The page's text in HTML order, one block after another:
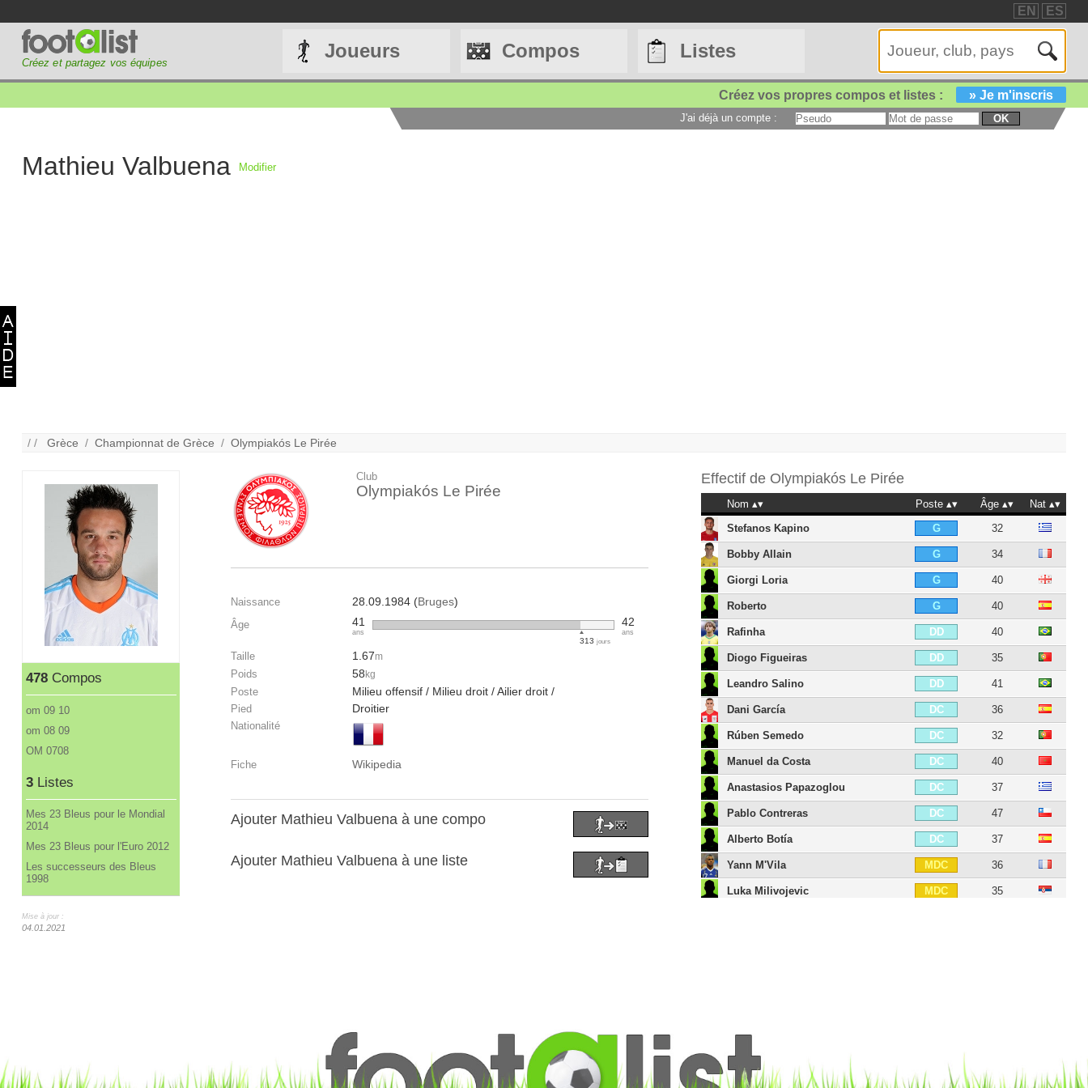
EN ES
Créez et partagez vos équipes
Joueurs Compos Listes
Créez vos propres compos et listes : » Je m'inscris
J'ai déjà un compte : OK
Mathieu Valbuena Modifier
/ /Grèce /Championnat de Grèce /Olympiakós Le Pirée
478Compos
om 09 10
om 08 09
OM 0708
3Listes
Mes 23 Bleus pour le Mondial
2014
Mes 23 Bleus pour l'Euro 2012
Les successeurs des Bleus
1998
Mise à jour :
04.01.2021
Club
Olympiakós Le Pirée
Naissance 28.09.1984 (Bruges)
Âge 41
ans
313 jours
42
ans
Taille 1.67m
Poids 58 kg
Poste Milieu offensif / Milieu droit / Ailier droit /
Pied Droitier
Nationalité
Fiche Wikipedia
Ajouter Mathieu Valbuena à une compo
Ajouter Mathieu Valbuena à une liste
Effectif de Olympiakós Le Pirée
Nom Poste Âge
Nat
Stefanos Kapino
G 32
Bobby Allain G 34
Giorgi Loria G 40
Roberto G 40
Rafinha DD 40
Diogo Figueiras DD 35
Leandro Salino DD 41
Dani García DC 36
Rúben Semedo DC 32
Manuel da Costa DC 40
Anastasios Papazoglou DC 37
Pablo Contreras DC 47
Alberto Botía DC 37
Yann M'Vila MDC 36
Luka Milivojevic MDC 35
Vladimir Weiss